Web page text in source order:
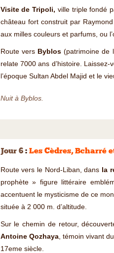
Visite de Tripoli, ville triple fondé
château fort construit par
aux milles couleurs et parfums, ou
Route vers Byblos(patrimoine de
relate 7000 ans d’histoire.
l’époque Sultan Abdel Majid et le
Nuit à Byblos.
Jour 6: Les Cèdres, Bcharré
Route vers le Nord-Liban, dans la
prophète » figure littéraire
accentuent le mysticisme de ce
située à 2 000 m. d’altitude.
Sur le chemin de retour,
Antoine Qozhaya, témoin vivant
17eme siècle.